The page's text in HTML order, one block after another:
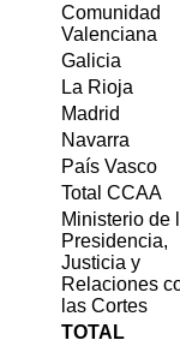
Comunidad
Valenciana
Galicia
La Rioja
Madrid
Navarra
País Vasco
Total CCAA
Ministerio de
Presidencia,
Justicia y
Relaciones
las Cortes
TOTAL